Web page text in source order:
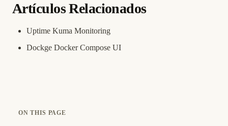
Artículos Relacionados
Uptime Kuma Monitoring
Dockge Docker Compose UI
ON THIS PAGE